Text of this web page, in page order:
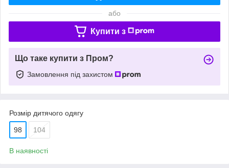
або
Купити з
Що таке купити з Пром?
Замовлення під захистом
Розмір дитячого одягу
98 104
В наявності